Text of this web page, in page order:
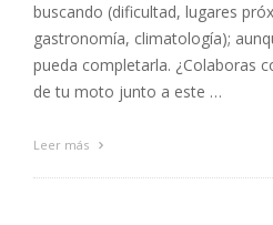
buscando (dificultad, lugares
gastronomía, climatología);
pueda completarla. ¿Colaboras
de tu moto junto a este …
Leer más